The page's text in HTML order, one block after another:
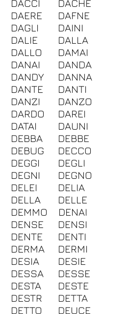
DACCI
DACHE
DAERE
DAFNE
DAGLI
DAINI
DALIE
DALLA
DALLO
DAMAI
DANAI
DANDA
DANDY
DANNA
DANTE
DANTI
DANZI
DANZO
DARDO
DAREI
DATAI
DAUNI
DEBBA
DEBBE
DEBUG
DECCO
DEGGI
DEGLI
DEGNI
DEGNO
DELEI
DELIA
DELLA
DELLE
DEMMO
DENAI
DENSE
DENSI
DENTE
DENTI
DERMA
DERMI
DESIA
DESIE
DESSA
DESSE
DESTA
DESTE
DESTR
DETTA
DETTO
DEUCE